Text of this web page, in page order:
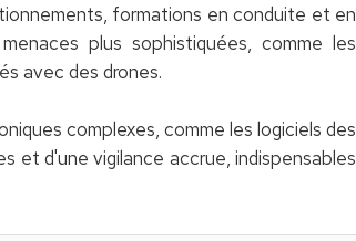
formations en conduite et en
plus sophistiquées, comme les
avec des drones.
complexes, comme les logiciels des
et d'une vigilance accrue, indispensables